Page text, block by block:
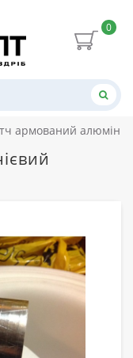
0
армований